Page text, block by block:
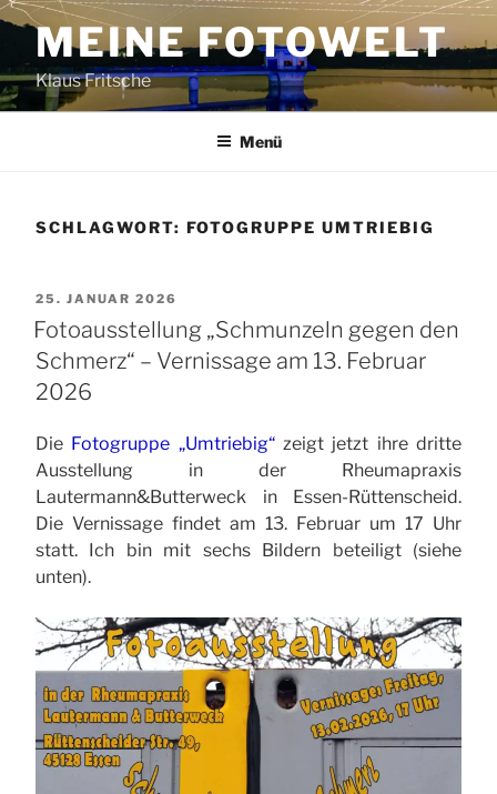
Zum
Inhalt
springenMEINE FOTOWELT
Klaus Fritsche
Menü
SCHLAGWORT: FOTOGRUPPE UMTRIEBIG
VERÖFFENTLICHT
AM
25. JANUAR 2026
Fotoausstellung „Schmunzeln gegen den
Schmerz“ – Vernissage am 13. Februar
2026
Die Fotogruppe „Umtriebig“zeigt jetzt ihre dritte
Ausstellung in der Rheumapraxis
Lautermann&Butterweck in Essen-Rüttenscheid.
Die Vernissage findet am 13. Februar um 17 Uhr
statt. Ich bin mit sechs Bildern beteiligt (siehe
unten).